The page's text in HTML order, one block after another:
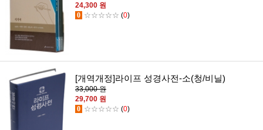
24,300 원
0 ☆☆☆☆☆ (0)
[개역개정]라이프 성경사전-소(청/비닐)
33,000 원
29,700 원
0 ☆☆☆☆☆ (0)